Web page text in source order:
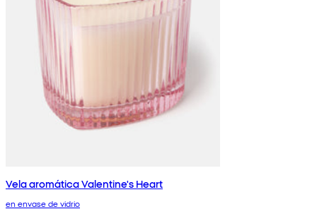
Vela aromática Valentine's Heart
en envase de vidrio